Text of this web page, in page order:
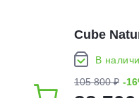
Cube
В
105 800 ₽ -